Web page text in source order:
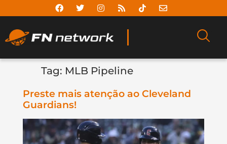
Tag: MLB Pipeline
Preste mais atenção ao Cleveland
Guardians!